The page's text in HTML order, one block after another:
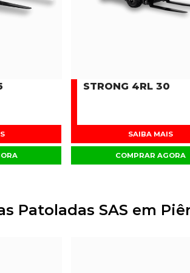
STRONG 4RL 30
SAIBA MAIS
COMPRAR AGORA
Patoladas SAS em